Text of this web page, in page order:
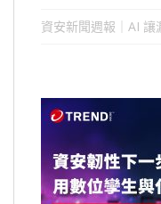
資安新聞週報｜AI